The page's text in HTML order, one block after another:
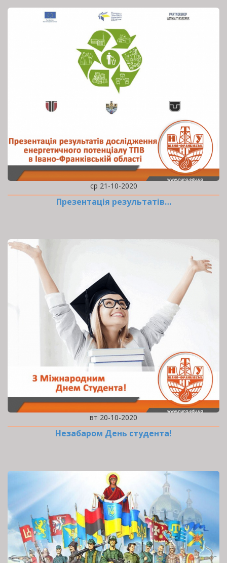
ср 21-10-2020
Презентація результатів…
вт 20-10-2020
Незабаром День студента!